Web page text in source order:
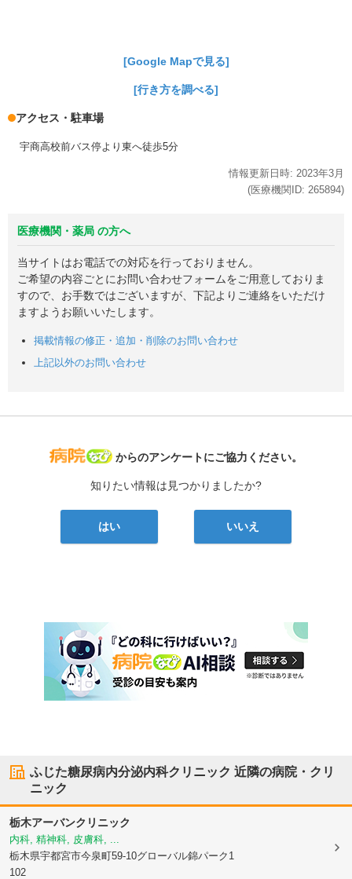
[Google Mapで見る]
[行き方を調べる]
アクセス・駐車場
宇商高校前バス停より東へ徒歩5分
情報更新日時: 2023年3月
(医療機関ID: 265894)
医療機関・薬局 の方へ
当サイトはお電話での対応を行っておりません。
ご希望の内容ごとにお問い合わせフォームをご用意しておりま
すので、お手数ではございますが、下記よりご連絡をいただけ
ますようお願いいたします。
掲載情報の修正・追加・削除のお問い合わせ
上記以外のお問い合わせ
病院なび
からのアンケートにご協力ください。
知りたい情報は見つかりましたか?
はい いいえ
ふじた糖尿病内分泌内科クリニック 近隣の病院・クリ
ニック
栃木アーバンクリニック
内科, 精神科, 皮膚科, ...
栃木県宇都宮市今泉町59-10グローバル錦パーク1
102